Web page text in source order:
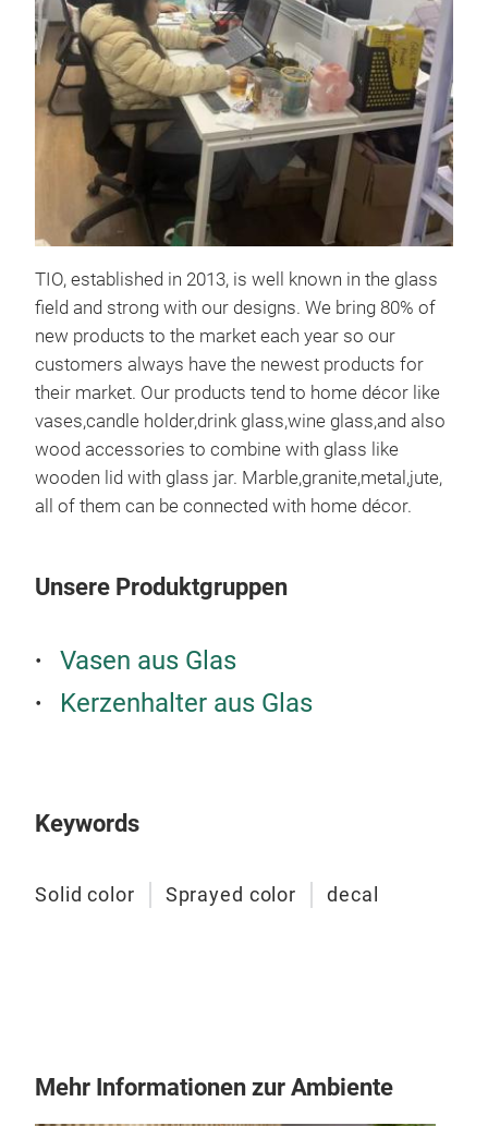
TIO, established in 2013, is well known in the glass
field and strong with our designs. We bring 80% of
new products to the market each year so our
customers always have the newest products for
their market. Our products tend to home décor like
vases,candle holder,drink glass,wine glass,and also
wood accessories to combine with glass like
wooden lid with glass jar. Marble,granite,metal,jute,
all of them can be connected with home décor.
Unsere Produktgruppen
Vasen aus Glas
Kerzenhalter aus Glas
Keywords
Solid color Sprayed color decal
Mehr Informationen zur Ambiente